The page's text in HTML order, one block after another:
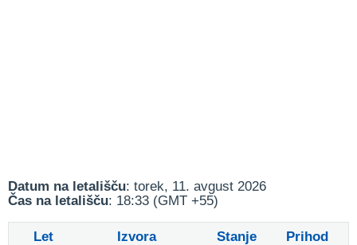
Datum na letališču: torek, 11. avgust 2026
Čas na letališču: 18:33 (GMT +55)
Let Izvora Stanje Prihod